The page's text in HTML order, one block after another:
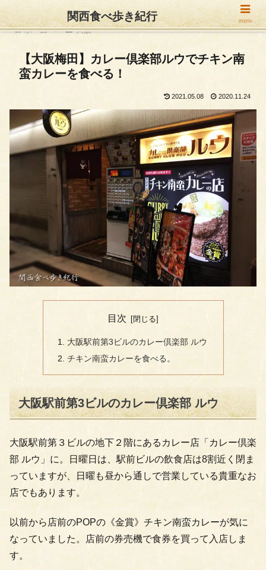
ホーム 大阪
【大阪梅田】カレー倶楽部ルウでチキン南
蛮カレーを食べる！
2021.05.08 2020.11.24
目次
大阪駅前第3ビルのカレー倶楽部 ルウ
チキン南蛮カレーを食べる。
大阪駅前第3ビルのカレー倶楽部 ルウ
大阪駅前第３ビルの地下２階にあるカレー店「カレー倶楽
部 ルウ」に。日曜日は、駅前ビルの飲食店は8割近く閉ま
っていますが、日曜も昼から通しで営業している貴重なお
店でもあります。
以前から店前のPOPの《金賞》チキン南蛮カレーが気に
なっていました。店前の券売機で食券を買って入店しま
す。
関西食べ歩き紀行 menu